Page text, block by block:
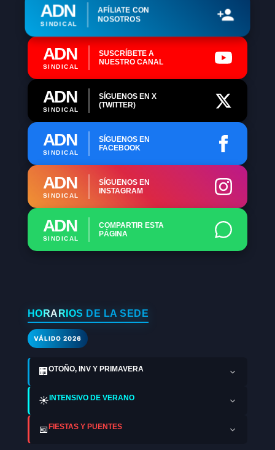
ADN
SINDICAL
AFÍLIATE CON
NOSOTROS
ADN
SINDICAL
SUSCRÍBETE A
NUESTRO CANAL
ADN
SINDICAL
SÍGUENOS EN X
(TWITTER)
ADN
SINDICAL
SÍGUENOS EN
FACEBOOK
ADN
SINDICAL
SÍGUENOS EN
INSTAGRAM
ADN
SINDICAL
COMPARTIR ESTA
PÁGINA
HORARIOS DE LA SEDE
VÁLIDO 2026
🏢 OTOÑO, INV Y PRIMAVERA
☀️INTENSIVO DE VERANO
📅FIESTAS Y PUENTES